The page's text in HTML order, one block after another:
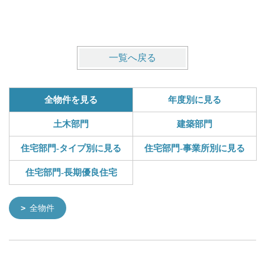
一覧へ戻る
全物件を見る 年度別に見る
土木部門 建築部門
住宅部門-タイプ別に見る 住宅部門-事業所別に見る
住宅部門-長期優良住宅
全物件